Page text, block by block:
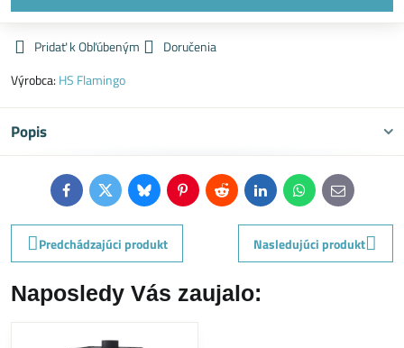
Pridať k Obľúbeným
Doručenia
Výrobca: HS Flamingo
Popis
FacebookTwitterBlueskyPinterestReddit LinkedInWhatsApp
E-
mail
Predchádzajúci produkt
Nasledujúci produkt
Naposledy Vás zaujalo: